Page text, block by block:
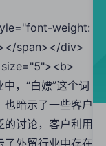
weight:
span></div>
，“白嫖”这个词
暗示了一些客户
讨论，客户利用
外贸行业中存在